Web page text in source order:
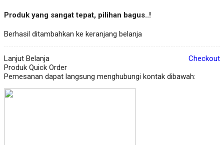
Produk yang sangat tepat, pilihan bagus..!
Berhasil ditambahkan ke keranjang belanja
Lanjut Belanja
Checkout
Produk Quick Order
Pemesanan dapat langsung menghubungi kontak dibawah: